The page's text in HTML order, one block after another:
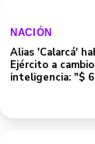
NACIÓN
Alias 'Calarcá'
Ejército a
inteligencia: "$